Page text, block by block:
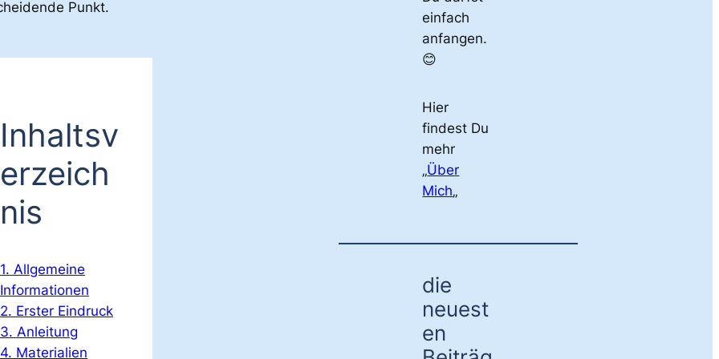
Punkt.
Inhaltsv
erzeich
nis
1. Allgemeine
Informationen
2. Erster Eindruck
3. Anleitung
4. Materialien
einfach
anfangen.
😊
Hier
findest Du
mehr
„Über
Mich„
die
neuest
en